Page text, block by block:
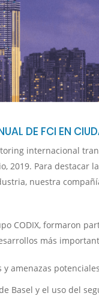
DE FCI EN
internacional
2019. Para
nuestra
CODIX, formaron
más
amenazas
Basel y el uso del